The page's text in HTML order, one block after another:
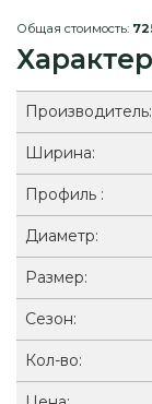
Общая стоимость:
Производитель:
Ширина:
Профиль :
Диаметр:
Размер:
Сезон:
Кол-во: